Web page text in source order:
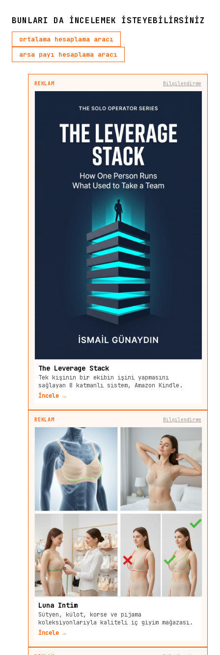
BUNLARI DA INCELEMEK ISTEYEBILIRSINIZ
ortalama hesaplama aracı
arsa payı hesaplama aracı
REKLAM Bilgilendirme
The Leverage Stack
Tek kişinin bir ekibin işini yapmasını
sağlayan 8 katmanlı sistem, Amazon Kindle.
İncele →
REKLAM Bilgilendirme
Luna Intim
Sütyen, külot, korse ve pijama
koleksiyonlarıyla kaliteli iç giyim mağazası.
İncele →